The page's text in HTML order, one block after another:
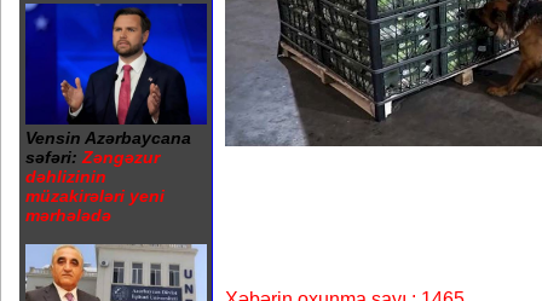
Vensin Azərbaycana
səfəri: Zəngəzur
dəhlizinin
müzakirələri yeni
mərhələdə